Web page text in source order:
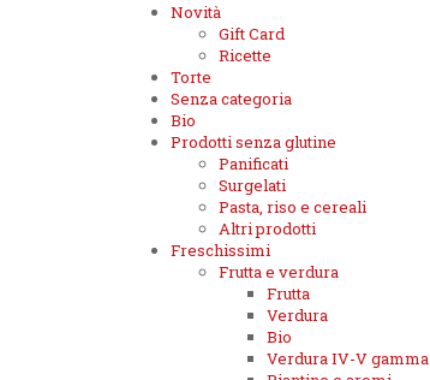
Novità
Gift Card
Ricette
Torte
Senza categoria
Bio
Prodotti senza glutine
Panificati
Surgelati
Pasta, riso e cereali
Altri prodotti
Freschissimi
Frutta e verdura
Frutta
Verdura
Bio
Verdura IV-V gamma